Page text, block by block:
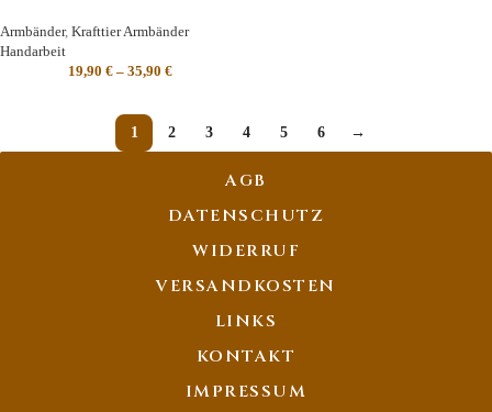
Armbänder, Krafttier Armbänder
Handarbeit
19,90 € – 35,90 €
1 2 3 4 5 6 →
AGB
DATENSCHUTZ
WIDERRUF
VERSANDKOSTEN
LINKS
KONTAKT
IMPRESSUM